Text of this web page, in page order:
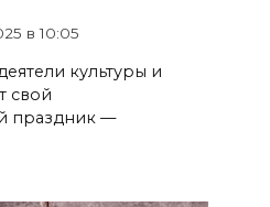
в 10:05
культуры и
свой
праздник —